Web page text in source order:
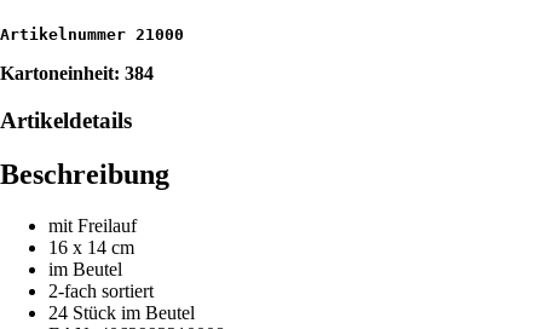
Artikelnummer 21000
Kartoneinheit: 384
Artikeldetails
Beschreibung
mit Freilauf
16 x 14 cm
im Beutel
2-fach sortiert
24 Stück im Beutel